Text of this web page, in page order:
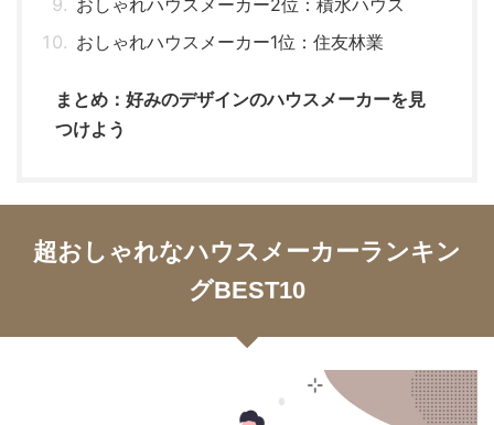
おしゃれハウスメーカー2位：積水ハウス
おしゃれハウスメーカー1位：住友林業
まとめ：好みのデザインのハウスメーカーを見
つけよう
超おしゃれなハウスメーカーランキン
グBEST10